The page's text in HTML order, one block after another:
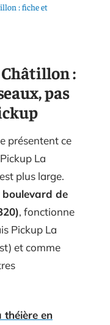
: fiche et
Châtillon :
pas
présentent ce
La
plus large.
boulevard de
, fonctionne
Pickup La
et comme
théière en